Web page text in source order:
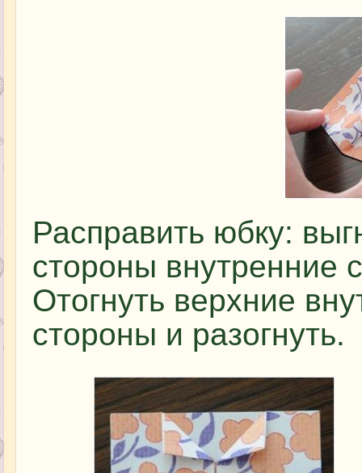
Расправить юбку:
стороны внутренние
Отогнуть верхние
стороны и разогнуть.